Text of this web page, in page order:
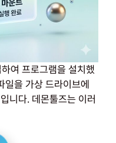
여 프로그램을 설치했
을 가상 드라이브에
니다. 데몬툴즈는 이러